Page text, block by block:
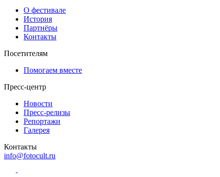
О фестивале
История
Партнёры
Контакты
Посетителям
Помогаем вместе
Пресс-центр
Новости
Пресс-релизы
Репортажи
Галерея
Контакты
info@fotocult.ru